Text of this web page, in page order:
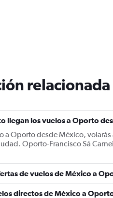
llegan los vuelos a Oporto
a Oporto desde México,
Oporto-Francisco Sá
de vuelos de México a
directos de México a